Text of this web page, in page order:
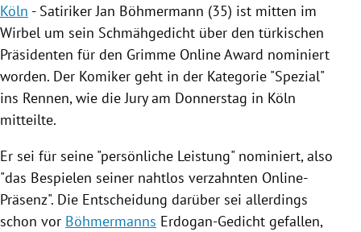
Untermenü
Untermenü
Köln - Satiriker Jan Böhmermann (35) ist mitten im
Wirbel um sein Schmähgedicht über den türkischen
Präsidenten für den Grimme OnlineAward nominiert
worden. Der Komiker geht in der Kategorie "Spezial"
ins Rennen, wie die Jury am Donnerstag in Köln
mitteilte.
Er sei für seine "persönliche Leistung" nominiert, also
"das Bespielen seiner nahtlos verzahnten Online-
Präsenz". Die Entscheidung darüber sei allerdings
schon vor Böhmermanns Erdogan-Gedicht gefallen,